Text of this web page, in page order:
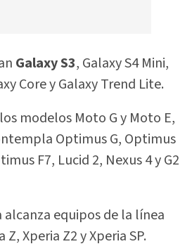
Galaxy S3, Galaxy S4 Mini,
Core y Galaxy Trend Lite.
modelos Moto G y Moto E,
Optimus G, Optimus
F7, Lucid 2, Nexus 4 y G2
alcanza equipos de la línea
Xperia Z2 y Xperia SP.